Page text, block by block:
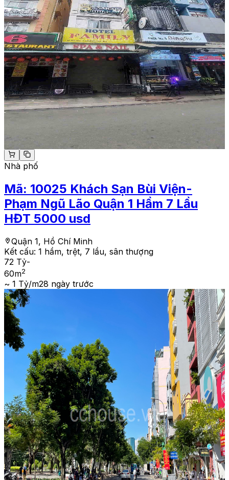
Nhà phố
Mã: 10025 Khách Sạn Bùi Viện-
Phạm Ngũ Lão Quận 1 Hầm 7 Lầu
HĐT 5000 usd
Quận 1, Hồ Chí Minh
Kết cấu: 1 hầm, trệt, 7 lầu, sân thượng
72 Tỷ-
60m2
~ 1 Tỷ/m28 ngày trước